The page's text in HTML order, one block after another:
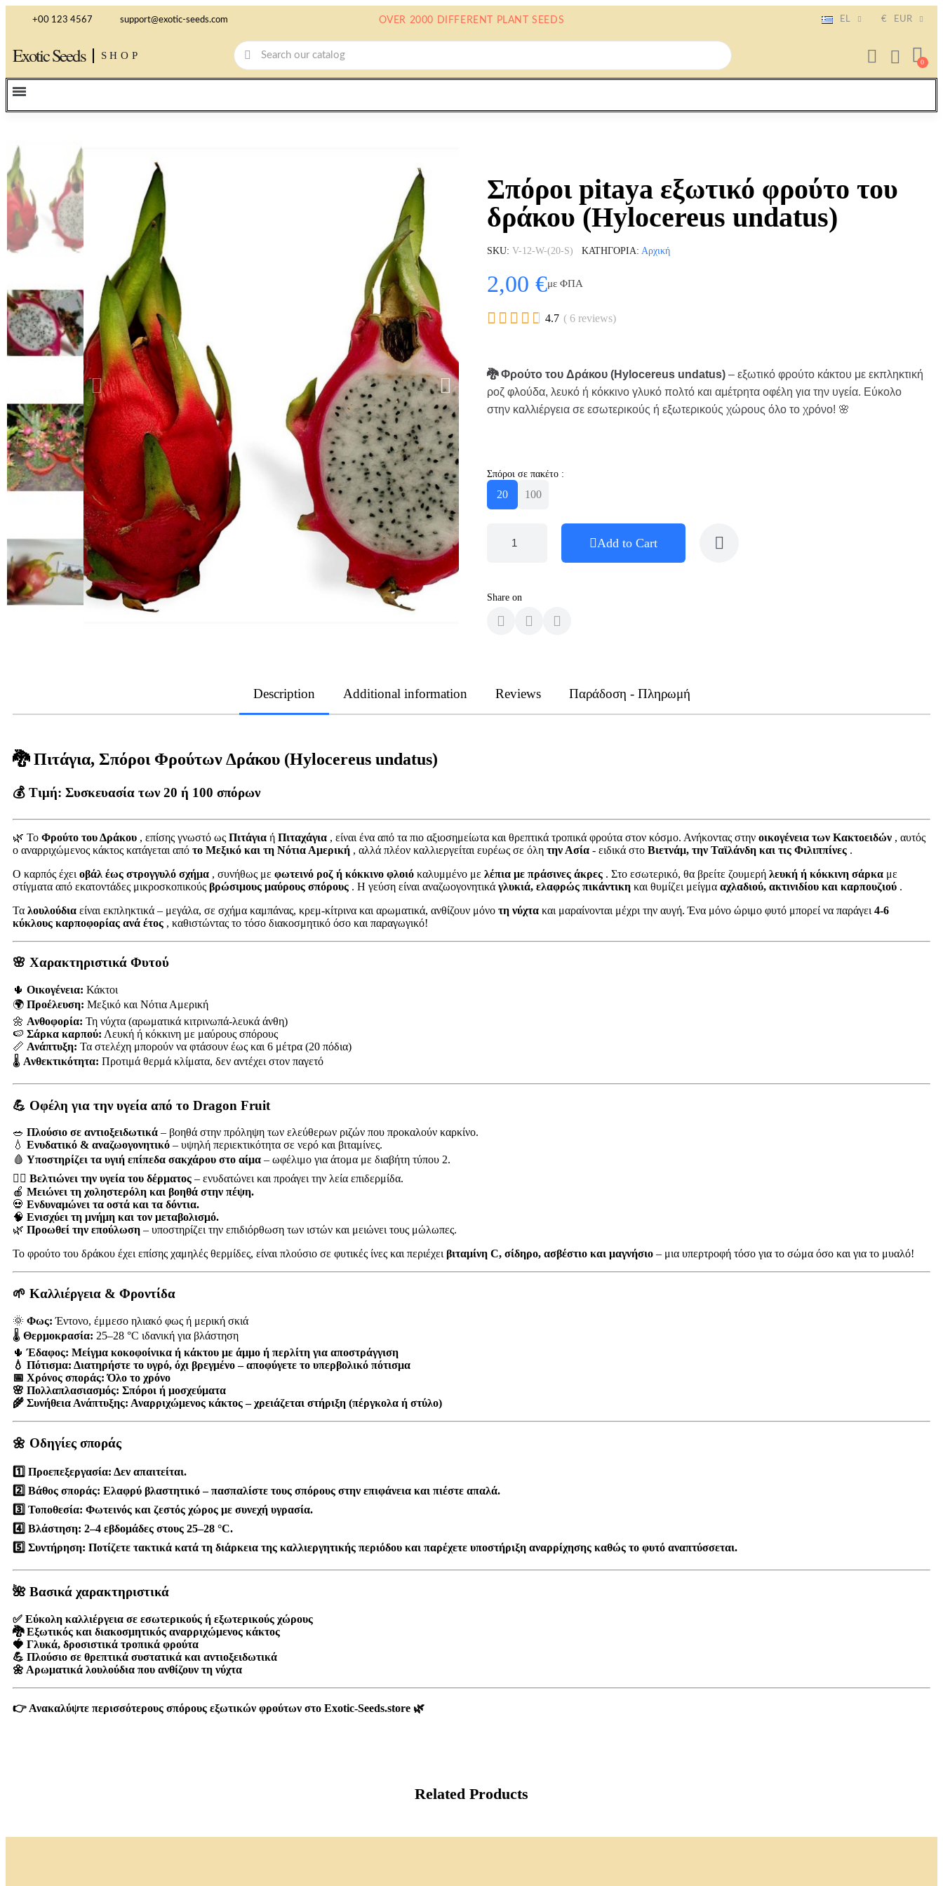
+00 123 4567 support@exotic-seeds.com OVER 2000 DIFFERENT PLANT SEEDS EL € EUR
Exotic Seeds SHOP
Σπόροι pitaya εξωτικό φρούτο του
δράκου (Hylocereus undatus)
SKU V-12-W-(20-S) ΚΑΤΗΓΟΡΊΑ Αρχική
2,00 €με ΦΠΑ
     4.7 ( 6 reviews)
🐉 Φρούτο του Δράκου (Hylocereus undatus) – εξωτικό φρούτο κάκτου με εκπληκτική
ροζ φλούδα, λευκό ή κόκκινο γλυκό πολτό και αμέτρητα οφέλη για την υγεία. Εύκολο
στην καλλιέργεια σε εσωτερικούς ή εξωτερικούς χώρους όλο το χρόνο! 🌸
Σπόροι σε πακέτο :
20 100
Add to Cart
Share on
Description Additional information Reviews Παράδοση - Πληρωμή
🐉 Πιτάγια, Σπόροι Φρούτων Δράκου (Hylocereus undatus)
💰 Τιμή: Συσκευασία των 20 ή 100 σπόρων
🌿 Το Φρούτο του Δράκου , επίσης γνωστό ως Πιτάγια ή Πιταχάγια , είναι ένα από τα πιο αξιοσημείωτα και θρεπτικά τροπικά φρούτα στον κόσμο. Ανήκοντας στην οικογένεια των Κακτοειδών , αυτός
ο αναρριχώμενος κάκτος κατάγεται από το Μεξικό και τη Νότια Αμερική , αλλά πλέον καλλιεργείται ευρέως σε όλη την Ασία - ειδικά στο Βιετνάμ, την Ταϊλάνδη και τις Φιλιππίνες .
Ο καρπός έχει οβάλ έως στρογγυλό σχήμα , συνήθως με φωτεινό ροζ ή κόκκινο φλοιό καλυμμένο με λέπια με πράσινες άκρες . Στο εσωτερικό, θα βρείτε ζουμερή λευκή ή κόκκινη σάρκα με
στίγματα από εκατοντάδες μικροσκοπικούς βρώσιμους μαύρους σπόρους . Η γεύση είναι αναζωογονητικά γλυκιά, ελαφρώς πικάντικη και θυμίζει μείγμα αχλαδιού, ακτινιδίου και καρπουζιού .
Τα λουλούδια είναι εκπληκτικά – μεγάλα, σε σχήμα καμπάνας, κρεμ-κίτρινα και αρωματικά, ανθίζουν μόνο τη νύχτα και μαραίνονται μέχρι την αυγή. Ένα μόνο ώριμο φυτό μπορεί να παράγει 4-6
κύκλους καρποφορίας ανά έτος , καθιστώντας το τόσο διακοσμητικό όσο και παραγωγικό!
🌸 Χαρακτηριστικά Φυτού
🌵 Οικογένεια: Κάκτοι
🌍 Προέλευση: Μεξικό και Νότια Αμερική
🌼 Ανθοφορία: Τη νύχτα (αρωματικά κιτρινωπά-λευκά άνθη)
🍉 Σάρκα καρπού: Λευκή ή κόκκινη με μαύρους σπόρους
📏 Ανάπτυξη: Τα στελέχη μπορούν να φτάσουν έως και 6 μέτρα (20 πόδια)
🌡️ Ανθεκτικότητα: Προτιμά θερμά κλίματα, δεν αντέχει στον παγετό
💪 Οφέλη για την υγεία από το Dragon Fruit
🥗 Πλούσιο σε αντιοξειδωτικά – βοηθά στην πρόληψη των ελεύθερων ριζών που προκαλούν καρκίνο.
💧 Ενυδατικό & αναζωογονητικό – υψηλή περιεκτικότητα σε νερό και βιταμίνες.
🩸 Υποστηρίζει τα υγιή επίπεδα σακχάρου στο αίμα – ωφέλιμο για άτομα με διαβήτη τύπου 2.
💆‍♀️ Βελτιώνει την υγεία του δέρματος – ενυδατώνει και προάγει την λεία επιδερμίδα.
🍎 Μειώνει τη χοληστερόλη και βοηθά στην πέψη.
💀 Ενδυναμώνει τα οστά και τα δόντια.
🧠 Ενισχύει τη μνήμη και τον μεταβολισμό.
🌿 Προωθεί την επούλωση – υποστηρίζει την επιδιόρθωση των ιστών και μειώνει τους μώλωπες.
Το φρούτο του δράκου έχει επίσης χαμηλές θερμίδες, είναι πλούσιο σε φυτικές ίνες και περιέχει βιταμίνη C, σίδηρο, ασβέστιο και μαγνήσιο – μια υπερτροφή τόσο για το σώμα όσο και για το μυαλό!
🌱 Καλλιέργεια & Φροντίδα
🌞 Φως: Έντονο, έμμεσο ηλιακό φως ή μερική σκιά
🌡️ Θερμοκρασία: 25–28 °C ιδανική για βλάστηση
🌵 Έδαφος: Μείγμα κοκοφοίνικα ή κάκτου με άμμο ή περλίτη για αποστράγγιση
💧 Πότισμα: Διατηρήστε το υγρό, όχι βρεγμένο – αποφύγετε το υπερβολικό πότισμα
📅 Χρόνος σποράς: Όλο το χρόνο
🌸 Πολλαπλασιασμός: Σπόροι ή μοσχεύματα
🌾 Συνήθεια Ανάπτυξης: Αναρριχώμενος κάκτος – χρειάζεται στήριξη (πέργκολα ή στύλο)
🌼 Οδηγίες σποράς
1️⃣ Προεπεξεργασία: Δεν απαιτείται.
2️⃣ Βάθος σποράς: Ελαφρύ βλαστητικό – πασπαλίστε τους σπόρους στην επιφάνεια και πιέστε απαλά.
3️⃣ Τοποθεσία: Φωτεινός και ζεστός χώρος με συνεχή υγρασία.
4️⃣ Βλάστηση: 2–4 εβδομάδες στους 25–28 °C.
5️⃣ Συντήρηση: Ποτίζετε τακτικά κατά τη διάρκεια της καλλιεργητικής περιόδου και παρέχετε υποστήριξη αναρρίχησης καθώς το φυτό αναπτύσσεται.
🌺 Βασικά χαρακτηριστικά
✅ Εύκολη καλλιέργεια σε εσωτερικούς ή εξωτερικούς χώρους
🐉 Εξωτικός και διακοσμητικός αναρριχώμενος κάκτος
🍓 Γλυκά, δροσιστικά τροπικά φρούτα
💪 Πλούσιο σε θρεπτικά συστατικά και αντιοξειδωτικά
🌼 Αρωματικά λουλούδια που ανθίζουν τη νύχτα
👉 Ανακαλύψτε περισσότερους σπόρους εξωτικών φρούτων στο Exotic-Seeds.store 🌿
Related Products